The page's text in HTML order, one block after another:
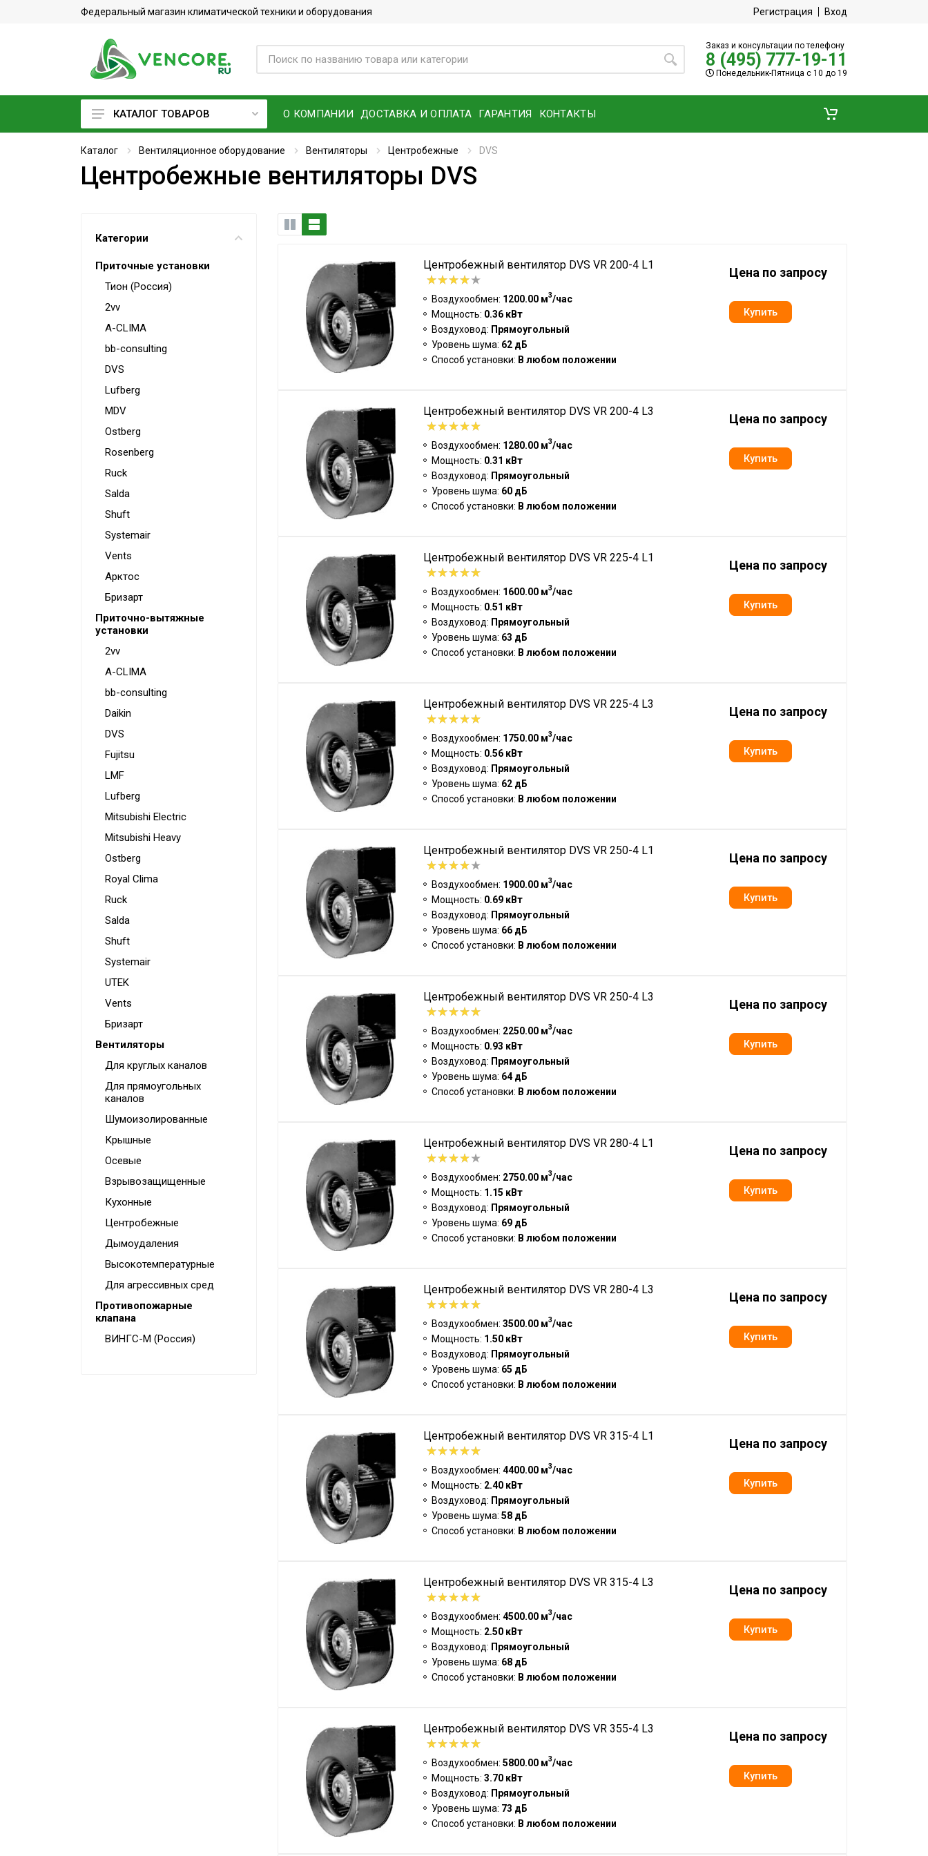
Федеральный магазин климатической техники и оборудования Регистрация Вход
Заказ и консультации по телефону
8 (495) 777-19-11
Понедельник-Пятница с 10 до 19
Кондиционеры
Фреон
Увлажнители воздуха
Мойки воздуха
Водонагреватели
Электрокамины
Тепловые пушки
Тепловые завесы
Уличные обогреватели
Чаши для костра
Сушилки для рук
Осушители воздуха
Дозаторы для жидкого мыла
Диспенсеры
КАТАЛОГ ТОВАРОВ О КОМПАНИИ ДОСТАВКА И ОПЛАТА ГАРАНТИЯ КОНТАКТЫ
Каталог Вентиляционное оборудование Вентиляторы Центробежные DVS
Центробежные вентиляторы DVS
Категории
Приточные установки
Тион (Россия)
2vv
A-CLIMA
bb-consulting
DVS
Lufberg
MDV
Ostberg
Rosenberg
Ruck
Salda
Shuft
Systemair
Vents
Арктос
Бризарт
Приточно-вытяжные
установки
2vv
A-CLIMA
bb-consulting
Daikin
DVS
Fujitsu
LMF
Lufberg
Mitsubishi Electric
Mitsubishi Heavy
Ostberg
Royal Clima
Ruck
Salda
Shuft
Systemair
UTEK
Vents
Бризарт
Вентиляторы
Для круглых каналов
Для прямоугольных
каналов
Шумоизолированные
Крышные
Осевые
Взрывозащищенные
Кухонные
Центробежные
Дымоудаления
Высокотемпературные
Для агрессивных сред
Противопожарные
клапана
ВИНГС-М (Россия)
Центробежный вентилятор DVS VR 200-4 L1
Воздухообмен: 1200.00 м3/час
Мощность: 0.36 кВт
Воздуховод: Прямоугольный
Уровень шума: 62 дБ
Способ установки: В любом положении
Цена по запросу
Центробежный вентилятор DVS VR 200-4 L3
Воздухообмен: 1280.00 м3/час
Мощность: 0.31 кВт
Воздуховод: Прямоугольный
Уровень шума: 60 дБ
Способ установки: В любом положении
Цена по запросу
Центробежный вентилятор DVS VR 225-4 L1
Воздухообмен: 1600.00 м3/час
Мощность: 0.51 кВт
Воздуховод: Прямоугольный
Уровень шума: 63 дБ
Способ установки: В любом положении
Цена по запросу
Центробежный вентилятор DVS VR 225-4 L3
Воздухообмен: 1750.00 м3/час
Мощность: 0.56 кВт
Воздуховод: Прямоугольный
Уровень шума: 62 дБ
Способ установки: В любом положении
Цена по запросу
Центробежный вентилятор DVS VR 250-4 L1
Воздухообмен: 1900.00 м3/час
Мощность: 0.69 кВт
Воздуховод: Прямоугольный
Уровень шума: 66 дБ
Способ установки: В любом положении
Цена по запросу
Центробежный вентилятор DVS VR 250-4 L3
Воздухообмен: 2250.00 м3/час
Мощность: 0.93 кВт
Воздуховод: Прямоугольный
Уровень шума: 64 дБ
Способ установки: В любом положении
Цена по запросу
Центробежный вентилятор DVS VR 280-4 L1
Воздухообмен: 2750.00 м3/час
Мощность: 1.15 кВт
Воздуховод: Прямоугольный
Уровень шума: 69 дБ
Способ установки: В любом положении
Цена по запросу
Центробежный вентилятор DVS VR 280-4 L3
Воздухообмен: 3500.00 м3/час
Мощность: 1.50 кВт
Воздуховод: Прямоугольный
Уровень шума: 65 дБ
Способ установки: В любом положении
Цена по запросу
Центробежный вентилятор DVS VR 315-4 L1
Воздухообмен: 4400.00 м3/час
Мощность: 2.40 кВт
Воздуховод: Прямоугольный
Уровень шума: 58 дБ
Способ установки: В любом положении
Цена по запросу
Центробежный вентилятор DVS VR 315-4 L3
Воздухообмен: 4500.00 м3/час
Мощность: 2.50 кВт
Воздуховод: Прямоугольный
Уровень шума: 68 дБ
Способ установки: В любом положении
Цена по запросу
Центробежный вентилятор DVS VR 355-4 L3
Воздухообмен: 5800.00 м3/час
Мощность: 3.70 кВт
Воздуховод: Прямоугольный
Уровень шума: 73 дБ
Способ установки: В любом положении
Цена по запросу